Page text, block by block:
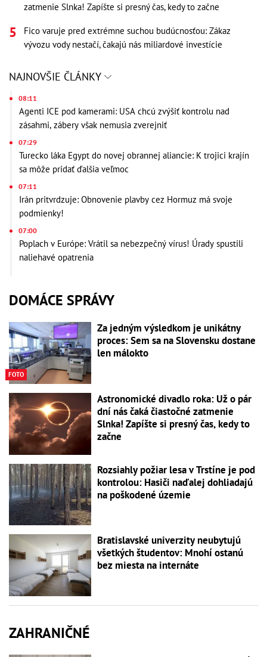
zatmenie Slnka! Zapíšte si presný čas, kedy to začne
Fico varuje pred extrémne suchou budúcnosťou: Zákaz
vývozu vody nestačí, čakajú nás miliardové investície
NAJNOVŠIE ČLÁNKY
08:11
Agenti ICE pod kamerami: USA chcú zvýšiť kontrolu nad
zásahmi, zábery však nemusia zverejniť
07:29
Turecko láka Egypt do novej obrannej aliancie: K trojici krajín
sa môže pridať ďalšia veľmoc
07:11
Irán pritvrdzuje: Obnovenie plavby cez Hormuz má svoje
podmienky!
07:00
Poplach v Európe: Vrátil sa nebezpečný vírus! Úrady spustili
naliehavé opatrenia
DOMÁCE SPRÁVY
FOTO
Za jedným výsledkom je unikátny
proces: Sem sa na Slovensku dostane
len málokto
Astronomické divadlo roka: Už o pár
dní nás čaká čiastočné zatmenie
Slnka! Zapíšte si presný čas, kedy to
začne
Rozsiahly požiar lesa v Trstíne je pod
kontrolou: Hasiči naďalej dohliadajú
na poškodené územie
Bratislavské univerzity neubytujú
všetkých študentov: Mnohí ostanú
bez miesta na internáte
ZAHRANIČNÉ